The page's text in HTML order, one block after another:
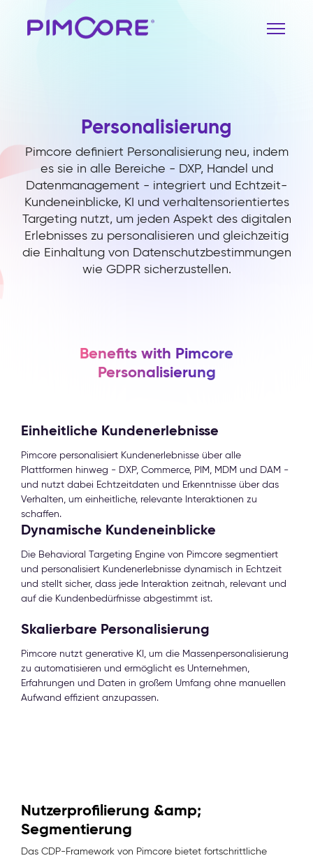
Personalisierung
Pimcore definiert Personalisierung neu, indem
es sie in alle Bereiche - DXP, Handel und
Datenmanagement - integriert und Echtzeit-
Kundeneinblicke, KI und verhaltensorientiertes
Targeting nutzt, um jeden Aspekt des digitalen
Erlebnisses zu personalisieren und gleichzeitig
die Einhaltung von Datenschutzbestimmungen
wie GDPR sicherzustellen.
Benefits with Pimcore
Personalisierung
Einheitliche Kundenerlebnisse
Pimcore personalisiert Kundenerlebnisse über alle
Plattformen hinweg - DXP, Commerce, PIM, MDM und DAM -
und nutzt dabei Echtzeitdaten und Erkenntnisse über das
Verhalten, um einheitliche, relevante Interaktionen zu
schaffen.
Dynamische Kundeneinblicke
Die Behavioral Targeting Engine von Pimcore segmentiert
und personalisiert Kundenerlebnisse dynamisch in Echtzeit
und stellt sicher, dass jede Interaktion zeitnah, relevant und
auf die Kundenbedürfnisse abgestimmt ist.
Skalierbare Personalisierung
Pimcore nutzt generative KI, um die Massenpersonalisierung
zu automatisieren und ermöglicht es Unternehmen,
Erfahrungen und Daten in großem Umfang ohne manuellen
Aufwand effizient anzupassen.
Nutzerprofilierung &amp;
Segmentierung
Das CDP-Framework von Pimcore bietet fortschrittliche